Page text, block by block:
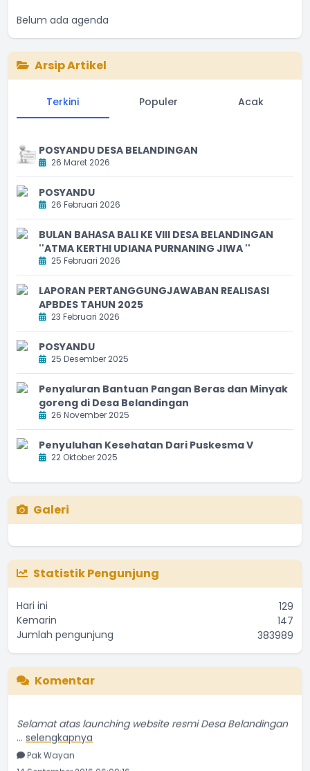
Belum ada agenda
Arsip Artikel
Terkini Populer Acak
POSYANDU DESA BELANDINGAN
26 Maret 2026
POSYANDU
26 Februari 2026
BULAN BAHASA BALI KE VIII DESA BELANDINGAN
''ATMA KERTHI UDIANA PURNANING JIWA ''
25 Februari 2026
LAPORAN PERTANGGUNGJAWABAN REALISASI
APBDES TAHUN 2025
23 Februari 2026
POSYANDU
25 Desember 2025
Penyaluran Bantuan Pangan Beras dan Minyak
goreng di Desa Belandingan
26 November 2025
Penyuluhan Kesehatan Dari Puskesma V
22 Oktober 2025
Galeri
Statistik Pengunjung
Hari ini
129
Kemarin
147
Jumlah pengunjung
383989
Komentar
Selamat atas launching website resmi Desa Belandingan
...selengkapnya